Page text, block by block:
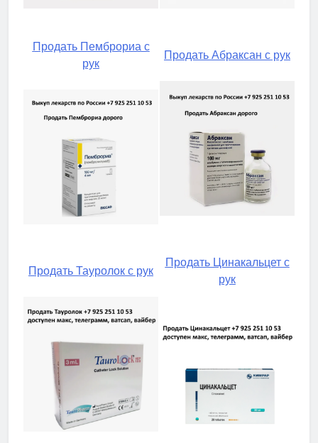
Продать Пемброриа с
рук
Продать Абраксан с рук
Продать Тауролок с рук
Продать Цинакальцет с
рук